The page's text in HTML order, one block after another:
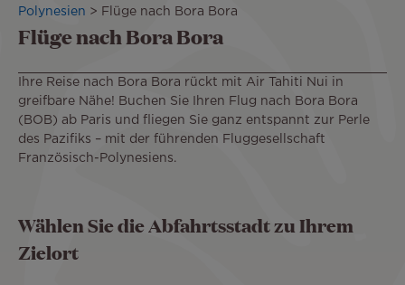
Polynesien
Flüge nach Bora Bora
Flüge nach Bora Bora
Ihre Reise nach Bora Bora rückt mit Air Tahiti Nui in
greifbare Nähe! Buchen Sie Ihren Flug nach Bora Bora
(BOB) ab Paris und fliegen Sie ganz entspannt zur Perle
des Pazifiks – mit der führenden Fluggesellschaft
Französisch-Polynesiens.
Wählen Sie die Abfahrtsstadt zu Ihrem
Zielort